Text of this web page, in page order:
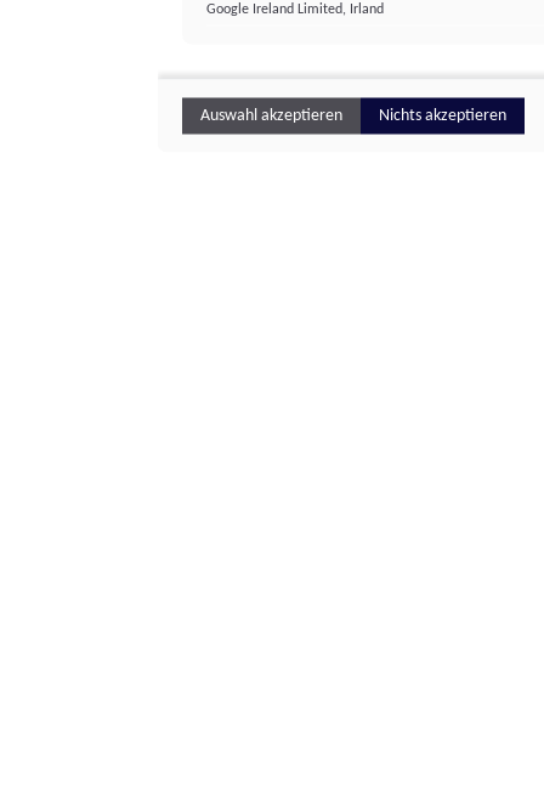
Google Ireland Limited, Irland
Auswahl akzeptieren Nichts akzeptieren